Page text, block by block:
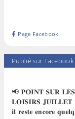
Page Facebook
Publié sur Facebook
📢 𝐏𝐎𝐈𝐍𝐓 𝐒𝐔𝐑
𝐋𝐎𝐈𝐒𝐈𝐑𝐒 𝐉𝐔𝐈𝐋𝐋𝐄𝐓
𝐢𝐥 𝐫𝐞𝐬𝐭𝐞 𝐞𝐧𝐜𝐨𝐫𝐞